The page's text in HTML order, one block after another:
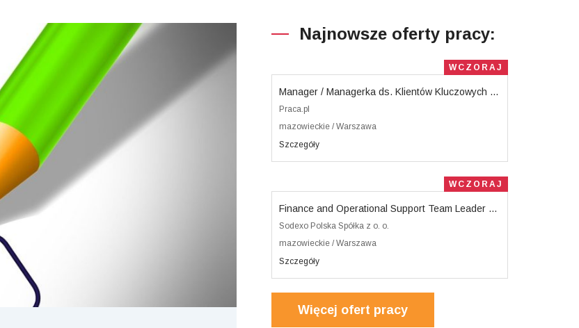
Najnowsze oferty pracy:
WCZORAJ
Manager / Managerka ds. Klientów Kluczowych – ETF
Praca.pl
mazowieckie / Warszawa
Szczegóły
WCZORAJ
Finance and Operational Support Team Leader (K/M/X)
Sodexo Polska Spółka z o. o.
mazowieckie / Warszawa
Szczegóły
Więcej ofert pracy